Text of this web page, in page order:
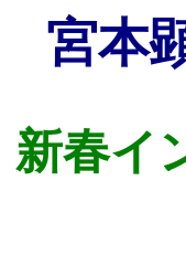
宮本
新春イ